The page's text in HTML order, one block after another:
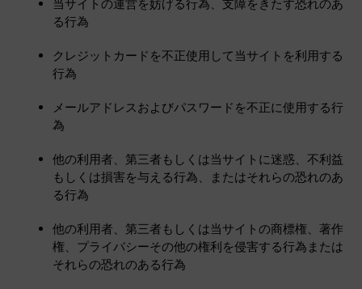
当サイトの運営を妨げる行為、支障をきたす恐れのあ
る行為
クレジットカードを不正使用して当サイトを利用する
行為
メールアドレスおよびパスワードを不正に使用する行
為
他の利用者、第三者もしくは当サイトに迷惑、不利益
もしくは損害を与える行為、またはそれらの恐れのあ
る行為
他の利用者、第三者もしくは当サイトの商標権、著作
権、プライバシーその他の権利を侵害する行為または
それらの恐れのある行為